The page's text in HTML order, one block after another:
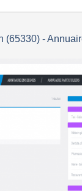
(65330) -